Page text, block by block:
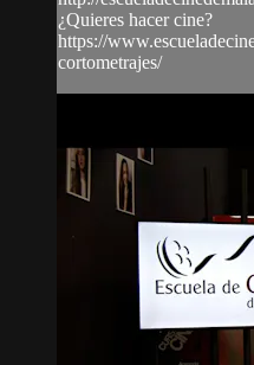
¿Quieres hacer cine?
https://
cortometrajes/